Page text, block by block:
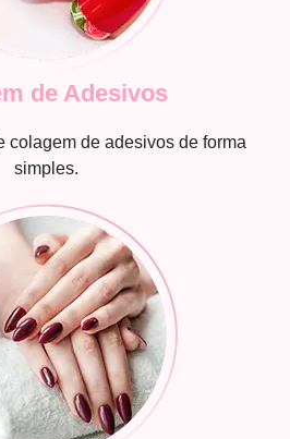
de Adesivos
colagem de adesivos de forma
simples.